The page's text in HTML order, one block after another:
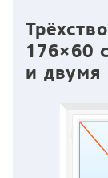
176×60
и двумя